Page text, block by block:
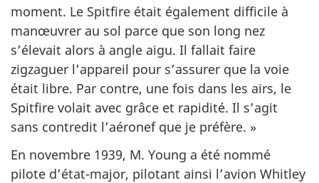
moment. Le Spitfire était également difficile à
manœuvrer au sol parce que son long nez
s’élevait alors à angle aigu. Il fallait faire
zigzaguer l’appareil pour s’assurer que la voie
était libre. Par contre, une fois dans les airs, le
Spitfire volait avec grâce et rapidité. Il s’agit
sans contredit l’aéronef que je préfère. »
En novembre 1939, M. Young a été nommé
pilote d’état-major, pilotant ainsi l’avion Whitley